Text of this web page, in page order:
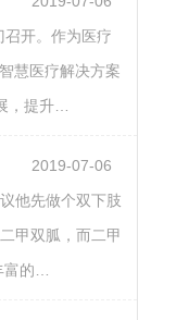
开。作为医疗
慧医疗解决方案
，提升…
2019-07-06
他先做个双下肢
甲双胍，而二甲
的…